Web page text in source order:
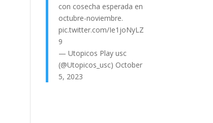
con cosecha esperada en
octubre-noviembre.
pic.twitter.com/Ie1joNyLZ
9
— Utopicos Play usc
(@Utopicos_usc) October
5, 2023